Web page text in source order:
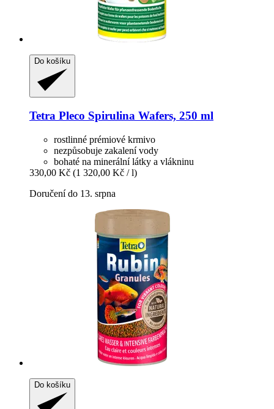
Do košíku
Tetra Pleco Spirulina Wafers, 250 ml
rostlinné prémiové krmivo
nezpůsobuje zakalení vody
bohaté na minerální látky a vlákninu
330,00 Kč (1 320,00 Kč / l)
Doručení do 13. srpna
Do košíku